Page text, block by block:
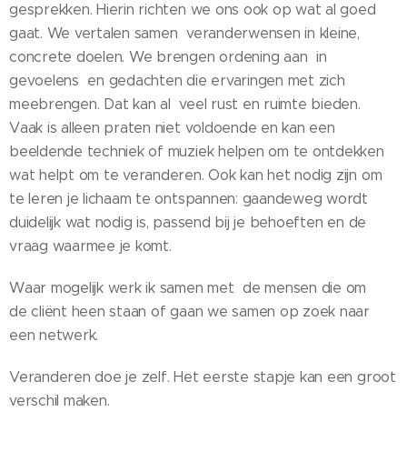
gesprekken. Hierin richten we ons ook op wat al goed
gaat. We vertalen samen veranderwensen in kleine,
concrete doelen. We brengen ordening aan in
gevoelens en gedachten die ervaringen met zich
meebrengen. Dat kan al veel rust en ruimte bieden.
Vaak is alleen praten niet voldoende en kan een
beeldende techniek of muziek helpen om te ontdekken
wat helpt om te veranderen. Ook kan het nodig zijn om
te leren je lichaam te ontspannen: gaandeweg wordt
duidelijk wat nodig is, passend bij je behoeften en de
vraag waarmee je komt.
Waar mogelijk werk ik samen met de mensen die om
de cliënt heen staan of gaan we samen op zoek naar
een netwerk.
Veranderen doe je zelf. Het eerste stapje kan een groot
verschil maken.